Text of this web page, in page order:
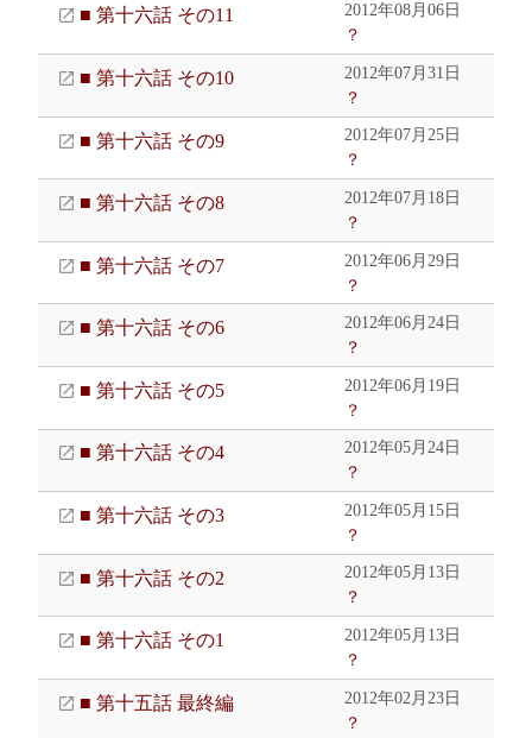
■ 第十六話 その11
2012年08月06日
？
■ 第十六話 その10
2012年07月31日
？
■ 第十六話 その9
2012年07月25日
？
■ 第十六話 その8
2012年07月18日
？
■ 第十六話 その7
2012年06月29日
？
■ 第十六話 その6
2012年06月24日
？
■ 第十六話 その5
2012年06月19日
？
■ 第十六話 その4
2012年05月24日
？
■ 第十六話 その3
2012年05月15日
？
■ 第十六話 その2
2012年05月13日
？
■ 第十六話 その1
2012年05月13日
？
■ 第十五話 最終編
2012年02月23日
？